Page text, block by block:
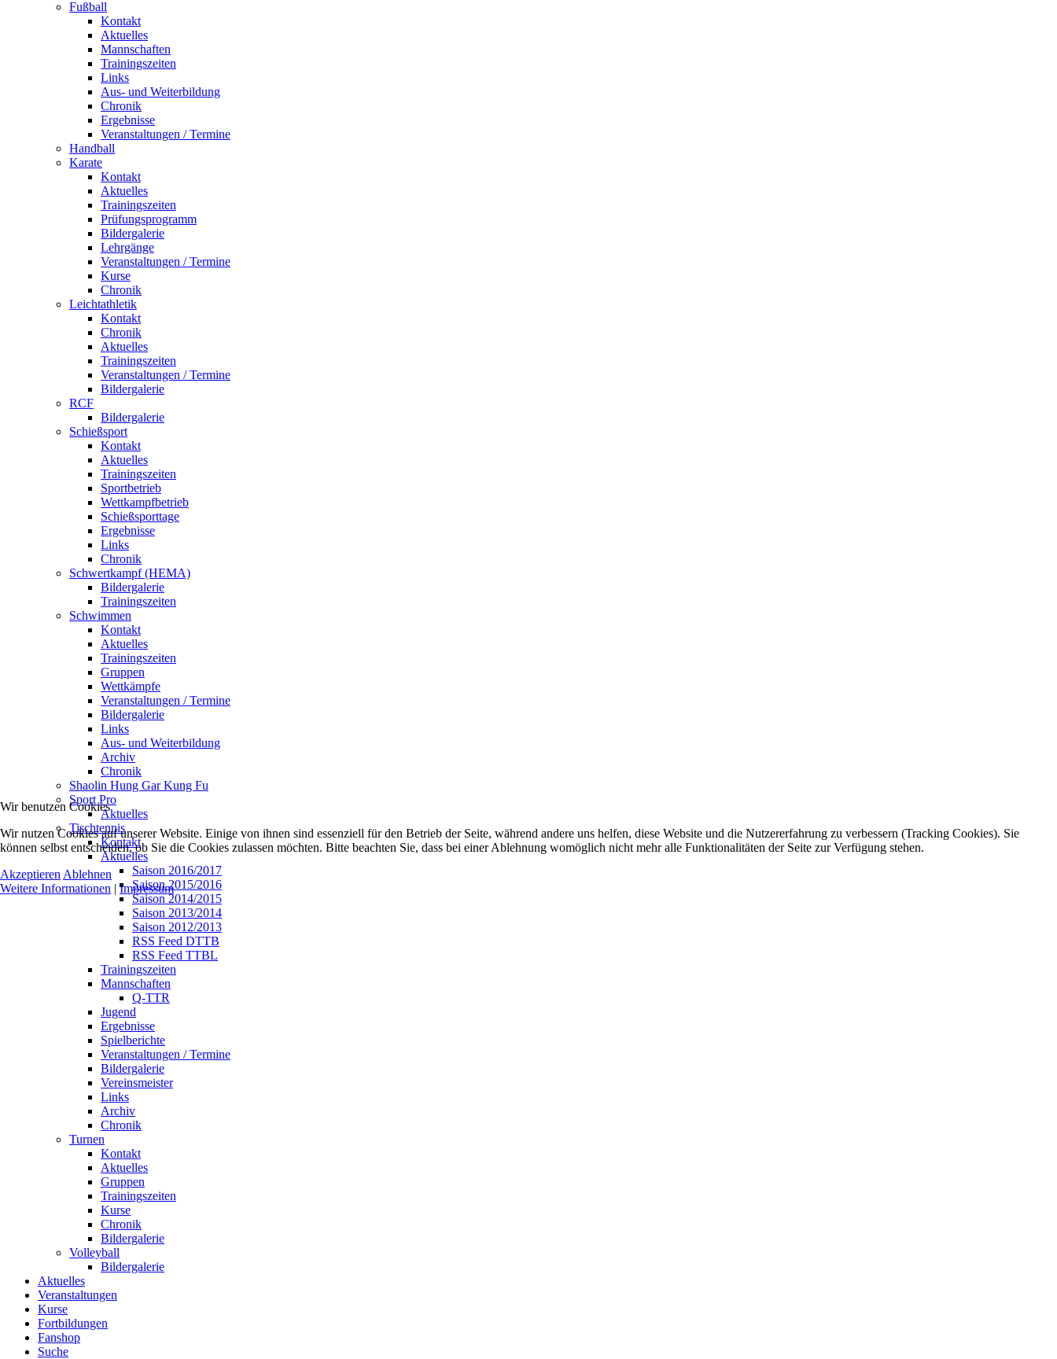
Fußball
Kontakt
Aktuelles
Mannschaften
Trainingszeiten
Links
Aus- und Weiterbildung
Chronik
Ergebnisse
Veranstaltungen / Termine
Handball
Karate
Kontakt
Aktuelles
Trainingszeiten
Prüfungsprogramm
Bildergalerie
Lehrgänge
Veranstaltungen / Termine
Kurse
Chronik
Leichtathletik
Kontakt
Chronik
Aktuelles
Trainingszeiten
Veranstaltungen / Termine
Bildergalerie
RCF
Bildergalerie
Schießsport
Kontakt
Aktuelles
Trainingszeiten
Sportbetrieb
Wettkampfbetrieb
Schießsporttage
Ergebnisse
Links
Chronik
Schwertkampf (HEMA)
Bildergalerie
Trainingszeiten
Schwimmen
Kontakt
Aktuelles
Trainingszeiten
Gruppen
Wettkämpfe
Veranstaltungen / Termine
Bildergalerie
Links
Aus- und Weiterbildung
Archiv
Chronik
Shaolin Hung Gar Kung Fu
Sport Pro
Aktuelles
Tischtennis
Kontakt
Aktuelles
Saison 2016/2017
Saison 2015/2016
Saison 2014/2015
Saison 2013/2014
Saison 2012/2013
RSS Feed DTTB
RSS Feed TTBL
Trainingszeiten
Mannschaften
Q-TTR
Jugend
Ergebnisse
Spielberichte
Veranstaltungen / Termine
Bildergalerie
Vereinsmeister
Links
Archiv
Chronik
Turnen
Kontakt
Aktuelles
Gruppen
Trainingszeiten
Kurse
Chronik
Bildergalerie
Volleyball
Bildergalerie
Aktuelles
Veranstaltungen
Kurse
Fortbildungen
Fanshop
Suche
Wir benutzen Cookies
Wir nutzen Cookies auf unserer Website. Einige von ihnen sind essenziell für den Betrieb der Seite, während andere uns helfen, diese Website und die Nutzererfahrung zu verbessern (Tracking Cookies). Sie
können selbst entscheiden, ob Sie die Cookies zulassen möchten. Bitte beachten Sie, dass bei einer Ablehnung womöglich nicht mehr alle Funktionalitäten der Seite zur Verfügung stehen.
Akzeptieren Ablehnen
Weitere Informationen | Impressum